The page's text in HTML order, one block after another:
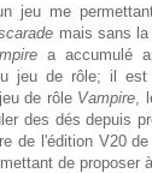
jeu me
mais sans
a accumulé
jeu de rôle; il
de rôle Vampire ,
des dés depuis
de l'édition V20 de
de proposer